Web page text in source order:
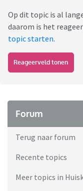
Op dit topic is al
daarom is het
topic starten.
Reageerveld tonen
Forum
Terug naar forum
Recente topics
Meer topics in